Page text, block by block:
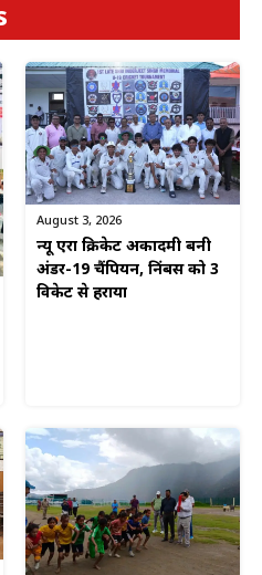
August 3, 2026
न्यू एरा क्रिकेट अकादमी बनी
अंडर-19 चैंपियन, निंबस को 3
विकेट से हराया